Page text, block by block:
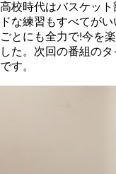
高校時代はバスケッ
ドな練習もすべてが
ごとにも全力で!今を
した。次回の番組の
です。